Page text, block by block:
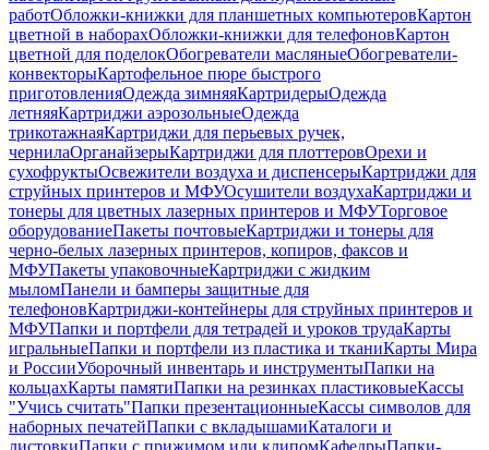
работОбложки-книжки для планшетных компьютеровКартон
цветной в наборахОбложки-книжки для телефоновКартон
цветной для поделокОбогреватели масляныеОбогреватели-
конвекторыКартофельное пюре быстрого
приготовленияОдежда зимняяКартридерыОдежда
летняяКартриджи аэрозольныеОдежда
трикотажнаяКартриджи для перьевых ручек,
чернилаОрганайзерыКартриджи для плоттеровОрехи и
сухофруктыОсвежители воздуха и диспенсерыКартриджи для
струйных принтеров и МФУОсушители воздухаКартриджи и
тонеры для цветных лазерных принтеров и МФУТорговое
оборудованиеПакеты почтовыеКартриджи и тонеры для
черно-белых лазерных принтеров, копиров, факсов и
МФУПакеты упаковочныеКартриджи с жидким
мыломПанели и бамперы защитные для
телефоновКартриджи-контейнеры для струйных принтеров и
МФУПапки и портфели для тетрадей и уроков трудаКарты
игральныеПапки и портфели из пластика и тканиКарты Мира
и РоссииУборочный инвентарь и инструментыПапки на
кольцахКарты памятиПапки на резинках пластиковыеКассы
"Учись считать"Папки презентационныеКассы символов для
наборных печатейПапки с вкладышамиКаталоги и
листовкиПапки с прижимом или клипомКафедрыПапки-